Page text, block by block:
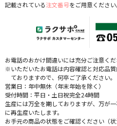
記載されている注文番号をご用意ください
お電話のおかけ間違いには充分ご注意くだ
※いただいたお電話は内容確認と対応品
ておりますので、何卒ご了承ください。
営業日：年中無休（年末年始を除く）
受付時間：平日・土日祝完全24時間
生産には万全を期しておりますが、万が
に再生産いたします。
お手元の商品の状態をご確認ください（状